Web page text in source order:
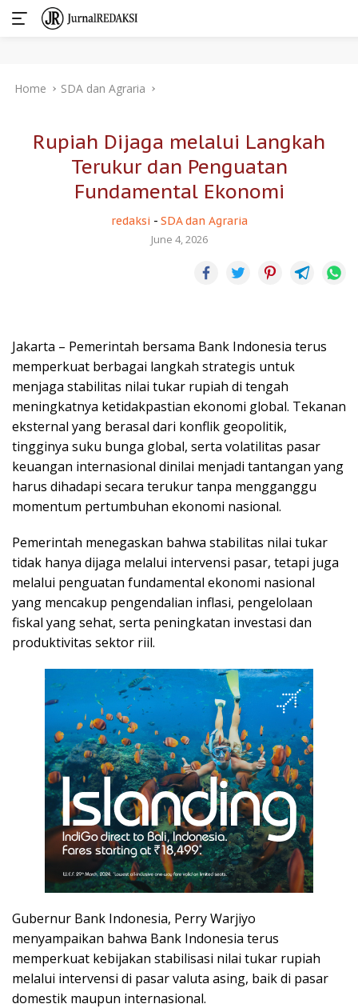
Home SDA dan Agraria
Rupiah Dijaga melalui Langkah
Terukur dan Penguatan
Fundamental Ekonomi
redaksi - SDA dan Agraria
June 4, 2026
Jakarta – Pemerintah bersama Bank Indonesia terus
memperkuat berbagai langkah strategis untuk
menjaga stabilitas nilai tukar rupiah di tengah
meningkatnya ketidakpastian ekonomi global. Tekanan
eksternal yang berasal dari konflik geopolitik,
tingginya suku bunga global, serta volatilitas pasar
keuangan internasional dinilai menjadi tantangan yang
harus dihadapi secara terukur tanpa mengganggu
momentum pertumbuhan ekonomi nasional.
Pemerintah menegaskan bahwa stabilitas nilai tukar
tidak hanya dijaga melalui intervensi pasar, tetapi juga
melalui penguatan fundamental ekonomi nasional
yang mencakup pengendalian inflasi, pengelolaan
fiskal yang sehat, serta peningkatan investasi dan
produktivitas sektor riil.
Gubernur Bank Indonesia, Perry Warjiyo
menyampaikan bahwa Bank Indonesia terus
memperkuat kebijakan stabilisasi nilai tukar rupiah
melalui intervensi di pasar valuta asing, baik di pasar
domestik maupun internasional.